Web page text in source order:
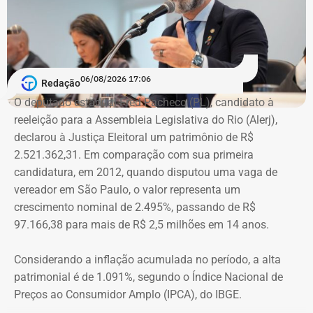
com as pessoas que trabalhem na linha de frente desse
combate. Ou seja, juízes, assistentes sociais e psicólogos
que atuem com as mulheres que são vítimas de
agressões”, argumentou.
A atriz foi a primeira mulher a receber o benefício do
“botão do pânico”, ferramenta criada em 2019 pela
Polícia Militar do Rio. O objeto é conectado a uma
tornozeleira eletrônica usada pelo agressor. Em caso de
aproximação, a central de monitoramento é acionada e
entra em contato com a vítima e o agressor por telefone.
Na declaração apresentada em 2018, quando terminou a
eleição como suplente, Elton Cristo informou possuir três
veículos, um consórcio não contemplado e depósitos em
conta corrente, totalizando R$ 378,4 mil.
Quatro anos depois, nas eleições de 2022, quando voltou
a disputar uma vaga na Assembleia Legislativa (Alerj) e
novamente ficou como suplente, o patrimônio declarado
saltou para R$ 1.658.540,00. Na ocasião, os bens
mil, uma chácara de R$ 400 mil, dois veículos que
somavam R$ 647,3 mil e participações societárias em
empresas do ramo de alimentação.
Redação06/08/2026 17:06
O deputado estadual Fred Pacheco (PL), candidato à
reeleição para a Assembleia Legislativa do Rio (Alerj),
declarou à Justiça Eleitoral um patrimônio de R$
2.521.362,31. Em comparação com sua primeira
candidatura, em 2012, quando disputou uma vaga de
vereador em São Paulo, o valor representa um
crescimento nominal de 2.495%, passando de R$
97.166,38 para mais de R$ 2,5 milhões em 14 anos.
Considerando a inflação acumulada no período, a alta
patrimonial é de 1.091%, segundo o Índice Nacional de
Preços ao Consumidor Amplo (IPCA), do IBGE.